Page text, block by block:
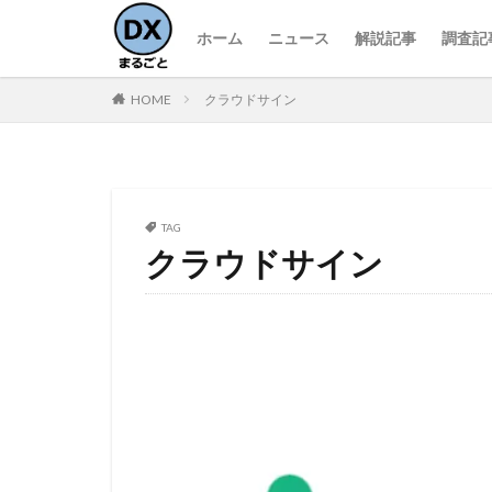
ホーム ニュース 解説記事 調査記
HOME クラウドサイン
TAG
クラウドサイン